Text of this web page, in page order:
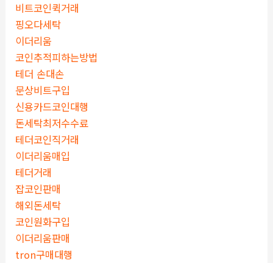
비트코인퀵거래
핑오다세탁
이더리움
코인추적피하는방법
테더 손대손
문상비트구입
신용카드코인대행
돈세탁최저수수료
테더코인직거래
이더리움매입
테더거래
잡코인판매
해외돈세탁
코인원화구입
이더리움판매
tron구매대행